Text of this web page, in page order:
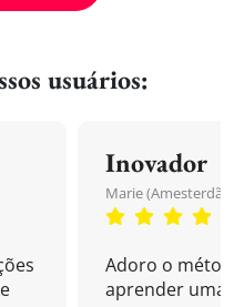
usuários:
Inovador
Marie
Adoro o
aprender uma